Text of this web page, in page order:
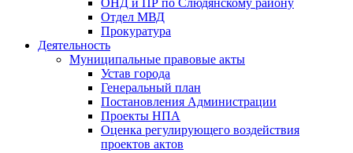
ОНД и ПР по Слюдянскому району
Отдел МВД
Прокуратура
Деятельность
Муниципальные правовые акты
Устав города
Генеральный план
Постановления Администрации
Проекты НПА
Оценка регулирующего воздействия
проектов актов